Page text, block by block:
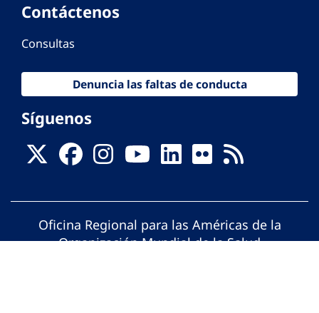
Contáctenos
Consultas
Denuncia las faltas de conducta
Síguenos
Oficina Regional para las Américas de la
Organización Mundial de la Salud